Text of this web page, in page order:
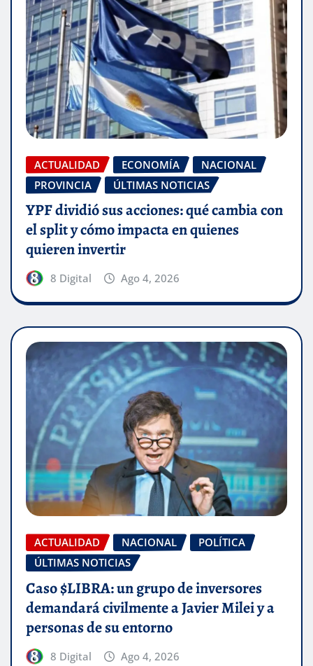
ACTUALIDAD ECONOMÍA
NACIONAL
PROVINCIA
ÚLTIMAS NOTICIAS
YPF dividió sus acciones: qué cambia con
el split y cómo impacta en quienes
quieren invertir
8 Digital Ago 4, 2026
ACTUALIDAD NACIONAL
POLÍTICA
ÚLTIMAS NOTICIAS
Caso $LIBRA: un grupo de inversores
demandará civilmente a Javier Milei y a
personas de su entorno
8 Digital Ago 4, 2026